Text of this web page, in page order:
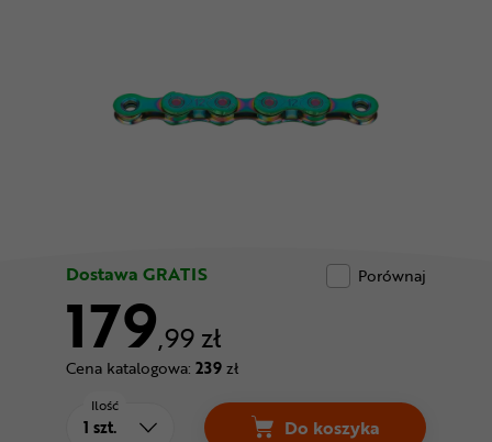
Superoferta
Dostawa GRATIS Porównaj
179,99 zł
Cena katalogowa: 239zł
Ilość
Do koszyka